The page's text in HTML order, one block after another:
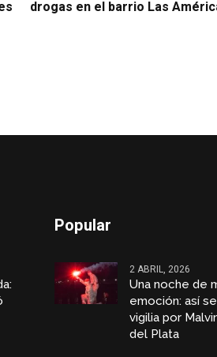
drogas en el barrio Las
Popular
2 ABRIL, 2026
Una noche de
emoción: así
vigilia por
del Plata